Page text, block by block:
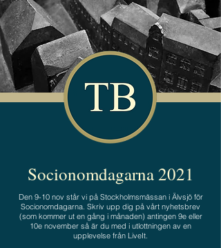
Socionomdagarna 2021
Den 9-10 nov står vi på Stockholmsmässan i Älvsjö för
Socionomdagarna. Skriv upp dig på vårt nyhetsbrev
(som kommer ut en gång i månaden) antingen 9e eller
10e november så är du med i utlottningen av en
upplevelse från LiveIt.